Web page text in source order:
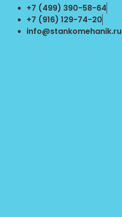
Перейти
содержимому
+7 (499) 390-58-64
+7 (916) 129-74-20
info@stankomehanik.ru